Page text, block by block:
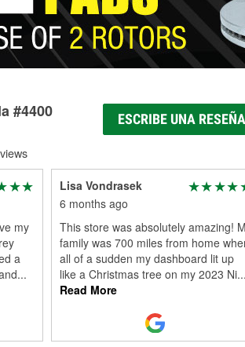
#4400
ESCRIBE UNA RESEÑA
my
a
...
Lisa Vondrasek
6 months ago
This store was absolutely amazing!
family was 700 miles from home
all of a sudden my dashboard lit up
like a Christmas tree on my 2023 Ni...
Read More